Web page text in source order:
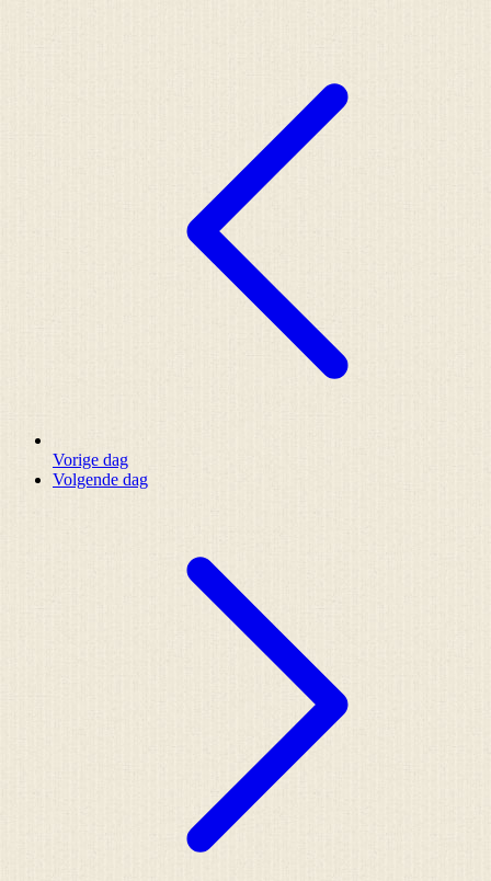
Vorige dag
Volgende dag